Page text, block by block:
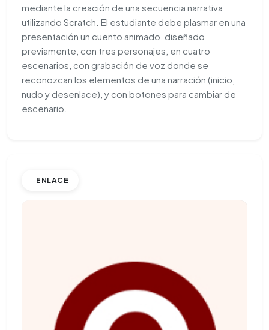
mediante la creación de una secuencia narrativa
utilizando Scratch. El estudiante debe plasmar en una
presentación un cuento animado, diseñado
previamente, con tres personajes, en cuatro
escenarios, con grabación de voz donde se
reconozcan los elementos de una narración (inicio,
nudo y desenlace), y con botones para cambiar de
escenario.
ENLACE